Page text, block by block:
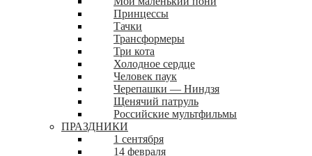
Принцессы
Тачки
Трансформеры
Три кота
Холодное сердце
Человек паук
Черепашки — Ниндзя
Щенячий патруль
Российские мультфильмы
ПРАЗДНИКИ
1 сентября
14 февраля